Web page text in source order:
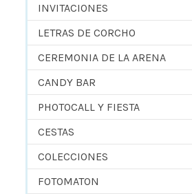
INVITACIONES
LETRAS DE CORCHO
CEREMONIA DE LA ARENA
CANDY BAR
PHOTOCALL Y FIESTA
CESTAS
COLECCIONES
FOTOMATON